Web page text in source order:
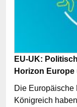
EU-UK:
Horizon
Die Europäische
Königreich